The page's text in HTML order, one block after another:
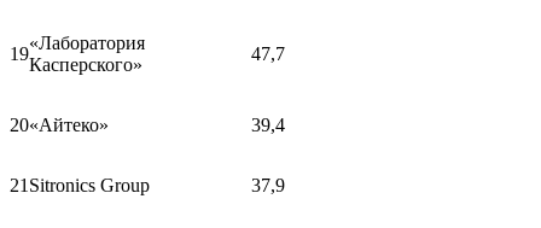
19
«Лаборатория
Касперского»
47,7
20«Айтеко» 39,4
21Sitronics Group 37,9